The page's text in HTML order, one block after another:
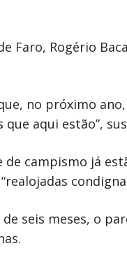
Faro, Rogério
no próximo
aqui estão”,
campismo já
seis meses, o